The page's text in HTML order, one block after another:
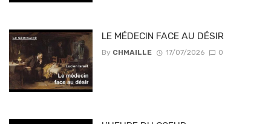
LE MÉDECIN FACE AU DÉSIR
By CHMAILLE 17/07/2026 0